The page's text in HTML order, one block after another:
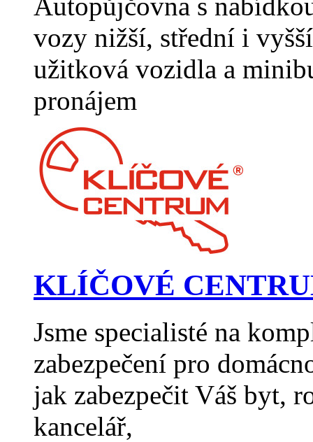
vozy nižší, střední i
užitková vozidla a
pronájem
KLÍČOVÉ
Jsme specialisté na
zabezpečení pro
jak zabezpečit Váš byt,
kancelář,